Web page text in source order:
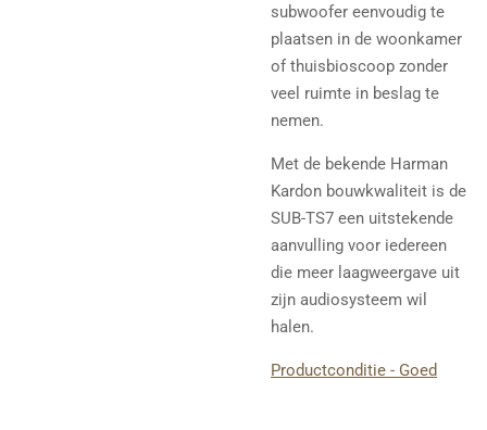
subwoofer eenvoudig te
plaatsen in de woonkamer
of thuisbioscoop zonder
veel ruimte in beslag te
nemen.
Met de bekende Harman
Kardon bouwkwaliteit is de
SUB-TS7 een uitstekende
aanvulling voor iedereen
die meer laagweergave uit
zijn audiosysteem wil
halen.
Productconditie - Goed